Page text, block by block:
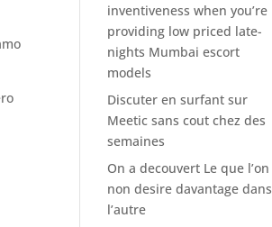
inventiveness when you’re
providing low priced late-
nights Mumbai escort
models
Discuter en surfant sur
Meetic sans cout chez des
semaines
On a decouvert Le que l’on
non desire davantage dans
l’autre